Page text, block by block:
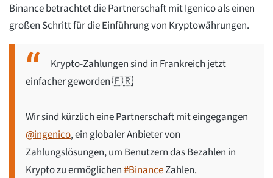
Binance betrachtet die Partnerschaft mit Igenico als einen
großen Schritt für die Einführung von Kryptowährungen.
Krypto-Zahlungen sind in Frankreich jetzt
einfacher geworden 🇫🇷
Wir sind kürzlich eine Partnerschaft mit eingegangen
@ingenico, ein globaler Anbieter von
Zahlungslösungen, um Benutzern das Bezahlen in
Krypto zu ermöglichen#BinanceZahlen.